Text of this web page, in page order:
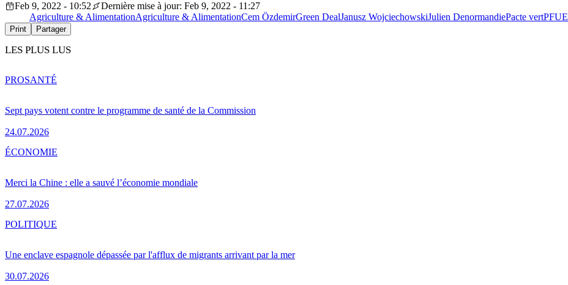
Feb 9, 2022 - 10:52
Dernière mise à jour: Feb 9, 2022 - 11:27
Agriculture & AlimentationAgriculture & AlimentationCem ÖzdemirGreen DealJanusz WojciechowskiJulien DenormandiePacte vertPFUE
Print Partager
LES PLUS LUS
Sept pays votent contre le programme de santé de la Commission
24.07.2026
PROSANTÉ
Merci la Chine : elle a sauvé l’économie mondiale
27.07.2026
ÉCONOMIE
Une enclave espagnole dépassée par l'afflux de migrants arrivant par la mer
30.07.2026
POLITIQUE